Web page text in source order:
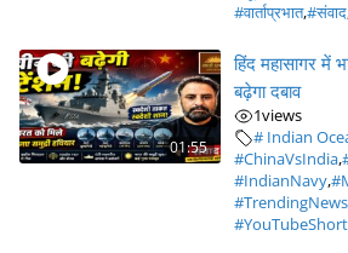
#वार्ताप्रभात,#संवाद
01:55
हिंद महासागर में
बढ़ेगा दबाव
1views
# Indian
#ChinaVsIndia,
#IndianNavy,
#TrendingNews